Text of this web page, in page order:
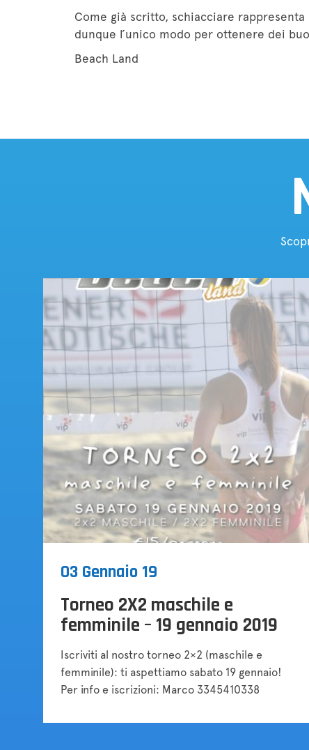
Come già scritto, schiacciare
dunque l’unico modo per ottenere dei
Beach Land
Tornei
03 Gennaio 19
Torneo 2X2 maschile e
femminile – 19 gennaio 2019
Iscriviti al nostro torneo 2×2 (maschile e
femminile): ti aspettiamo sabato 19 gennaio!
Per info e iscrizioni: Marco 3345410338